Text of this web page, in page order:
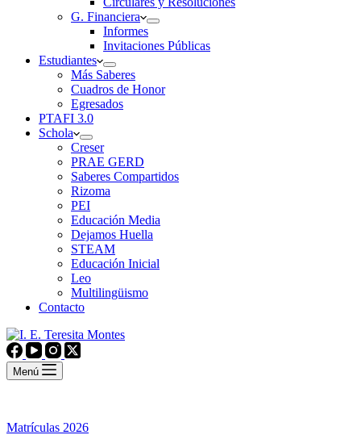
G. Financiera
Informes
Invitaciones Públicas
Estudiantes
Más Saberes
Cuadros de Honor
Egresados
PTAFI 3.0
Schola
Creser
PRAE GERD
Saberes Compartidos
Rizoma
PEI
Educación Media
Dejamos Huella
STEAM
Educación Inicial
Leo
Multilingüismo
Contacto
Menú
Matrículas 2026